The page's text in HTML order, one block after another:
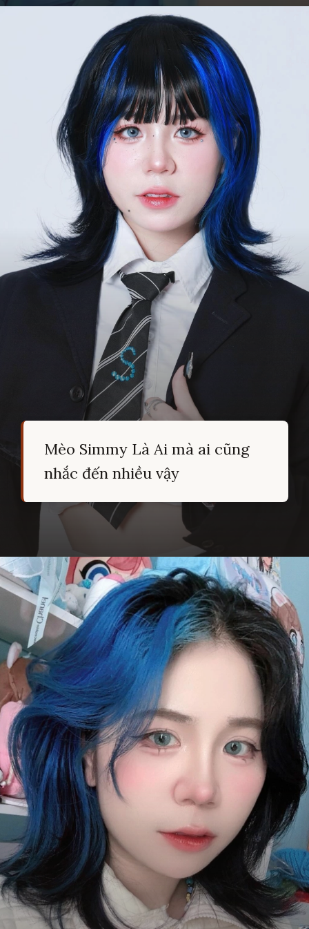
https://hocsinhgioi.vn/meo-simmy
Mèo Simmy Là Ai mà ai cũng
nhắc đến nhiều vậy
Đang mởhttps://hocsinhgioi.vn/meo-simmy